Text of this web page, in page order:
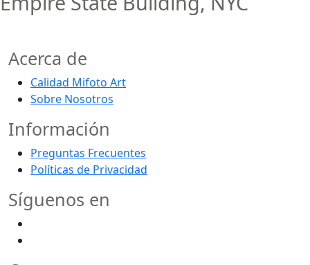
Acerca de
Calidad Mifoto Art
Sobre Nosotros
Información
Preguntas Frecuentes
Políticas de Privacidad
Síguenos en